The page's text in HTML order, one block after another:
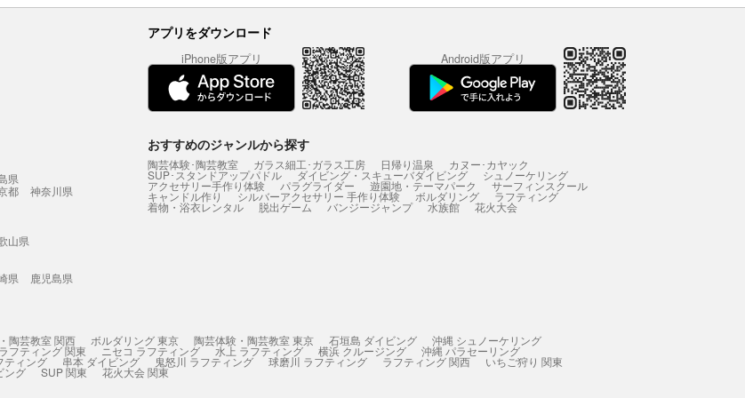
アプリをダウンロード
iPhone版アプリ Android版アプリ
県
都
神奈川県
山県
県
鹿児島県
おすすめのジャンルから探す
陶芸体験･陶芸教室 ガラス細工･ガラス工房 日帰り温泉 カヌー･カヤック
SUP･スタンドアップパドル ダイビング・スキューバダイビング シュノーケリング
アクセサリー手作り体験 パラグライダー 遊園地・テーマパーク サーフィンスクール
キャンドル作り シルバーアクセサリー 手作り体験 ボルダリング ラフティング
着物・浴衣レンタル 脱出ゲーム バンジージャンプ 水族館 花火大会
陶芸教室 関西 ボルダリング 東京 陶芸体験・陶芸教室 東京 石垣島 ダイビング 沖縄 シュノーケリング
ラフティング 関東 ニセコ ラフティング 水上 ラフティング 横浜 クルージング 沖縄 パラセーリング
ティング 串本 ダイビング 鬼怒川 ラフティング 球磨川 ラフティング ラフティング 関西 いちご狩り 関東
ング SUP 関東 花火大会 関東